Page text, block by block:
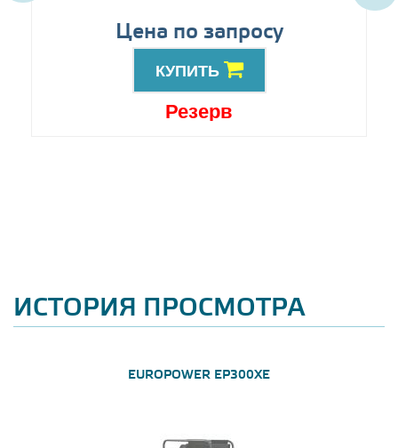
Цена по запросу
КУПИТЬ
Резерв
ИСТОРИЯ ПРОСМОТРА
EUROPOWER EP300XE